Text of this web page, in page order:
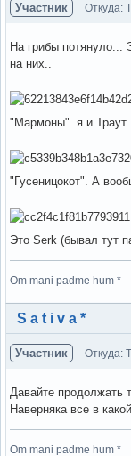
Участник Откуда:
На грибы потянуло...
на них..
"Мармоны". я и Траут.
"Гусеницокот". А
Это Serk (бывал тут
Om mani padme hum *
Вне форума
S a t i v a *
Участник Откуда:
Давайте продолжать
Наверняка все в
Om mani padme hum *